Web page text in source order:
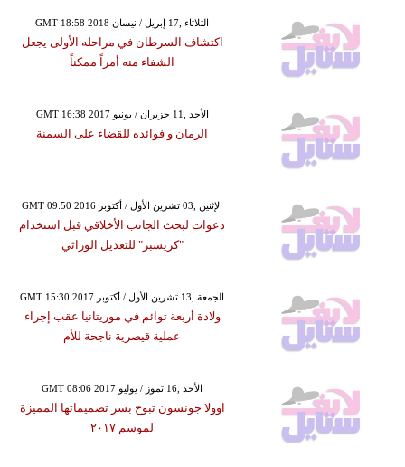
GMT 18:58 2018 الثلاثاء ,17 إبريل / نيسان
اكتشاف السرطان في مراحله الأولى يجعل
الشفاء منه أمراً ممكناً
GMT 16:38 2017 الأحد ,11 حزيران / يونيو
الرمان و فوائده للقضاء على السمنة
GMT 09:50 2016 الإثنين ,03 تشرين الأول / أكتوبر
دعوات لبحث الجانب الأخلاقي قبل استخدام
"كريسبر" للتعديل الوراثي
GMT 15:30 2017 الجمعة ,13 تشرين الأول / أكتوبر
ولادة أربعة توائم في موريتانيا عقب إجراء
عملية قيصرية ناجحة للأم
GMT 08:06 2017 الأحد ,16 تموز / يوليو
اوولا جونسون تبوح بسر تصميماتها المميزة
لموسم ٢٠١٧